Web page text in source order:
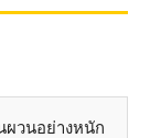
ผวนอย่างหนัก